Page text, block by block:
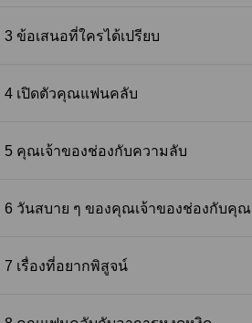
3 ข้อเสนอที่ใครได้เปรียบ
4 เปิดตัวคุณแฟนคลับ
5 คุณเจ้าของช่องกับความลับ
6 วันสบาย ๆ ของคุณเจ้าของช่องกับคุ
7 เรื่องที่อยากพิสูจน์